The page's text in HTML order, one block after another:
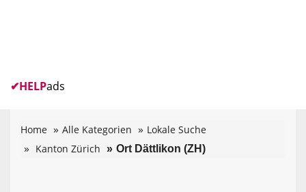
✔HELPads
Home Alle Kategorien
Lokale Suche
Kanton Zürich
Ort Dättlikon (ZH)